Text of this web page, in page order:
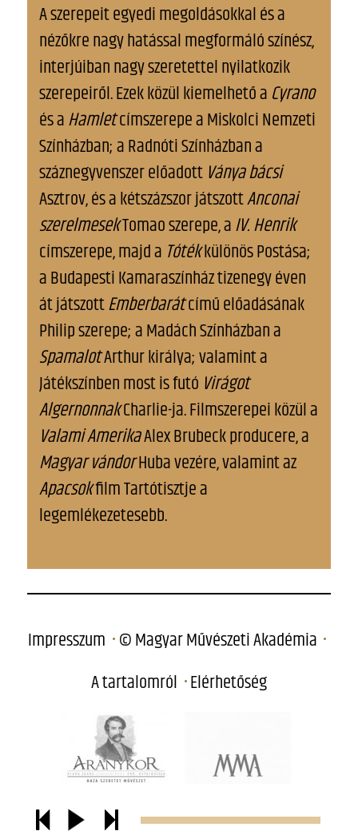
A szerepeit egyedi megoldásokkal és a
nézőkre nagy hatással megformáló színész,
interjúiban nagy szeretettel nyilatkozik
szerepeiről. Ezek közül kiemelhető a Cyrano
és aHamletcímszerepe a Miskolci Nemzeti
Színházban; a Radnóti Színházban a
száznegyvenszer előadott Ványa bácsi
Asztrov, és a kétszázszor játszottAnconai
szerelmesekTomao szerepe, aIV. Henrik
címszerepe, majd a Tótékkülönös Postása;
a Budapesti Kamaraszínház tizenegy éven
át játszottEmberbarátcímű előadásának
Philip szerepe; a Madách Színházban a
SpamalotArthur királya; valamint a
Játékszínben most is futó Virágot
AlgernonnakCharlie-ja. Filmszerepei közül a
Valami AmerikaAlex Brubeck producere, a
Magyar vándorHuba vezére, valamint az
Apacsokfilm Tartótisztje a
legemlékezetesebb.
Impresszum © Magyar Művészeti Akadémia
A tartalomról Elérhetőség